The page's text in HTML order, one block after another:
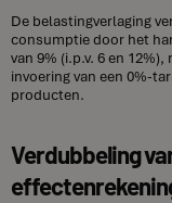
De belastingverlaging
consumptie door het
van 9% (i.p.v. 6 en
invoering van een 0%-
producten.
Verdubbeling